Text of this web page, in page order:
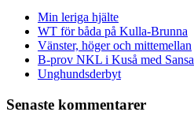
Min leriga hjälte
WT för båda på Kulla-Brunna
Vänster, höger och mittemellan
B-prov NKL i Kuså med Sansa
Unghundsderbyt
Senaste kommentarer